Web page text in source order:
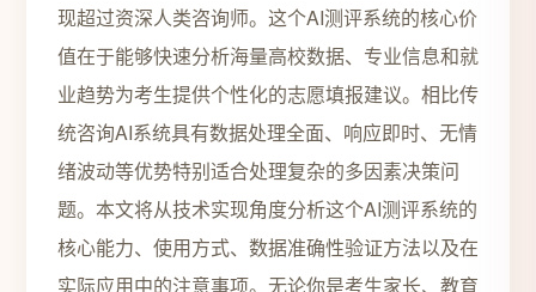
现超过资深人类咨询师。这个AI测评系统的核心价
值在于能够快速分析海量高校数据、专业信息和就
业趋势为考生提供个性化的志愿填报建议。相比传
统咨询AI系统具有数据处理全面、响应即时、无情
绪波动等优势特别适合处理复杂的多因素决策问
题。本文将从技术实现角度分析这个AI测评系统的
核心能力、使用方式、数据准确性验证方法以及在
实际应用中的注意事项。无论你是考生家长、教育